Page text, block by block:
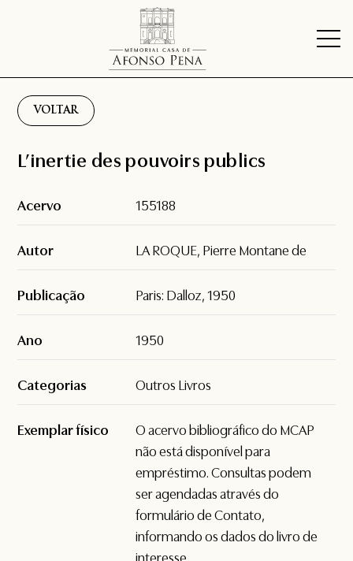
VOLTAR
L’inertie des pouvoirs publics
Acervo 155188
Autor LA ROQUE, Pierre Montane de
Publicação Paris: Dalloz, 1950
Ano 1950
Categorias Outros Livros
Exemplar físico
O acervo bibliográfico do MCAP
não está disponível para
empréstimo. Consultas podem
ser agendadas através do
formulário deContato,
informando os dados do livro de